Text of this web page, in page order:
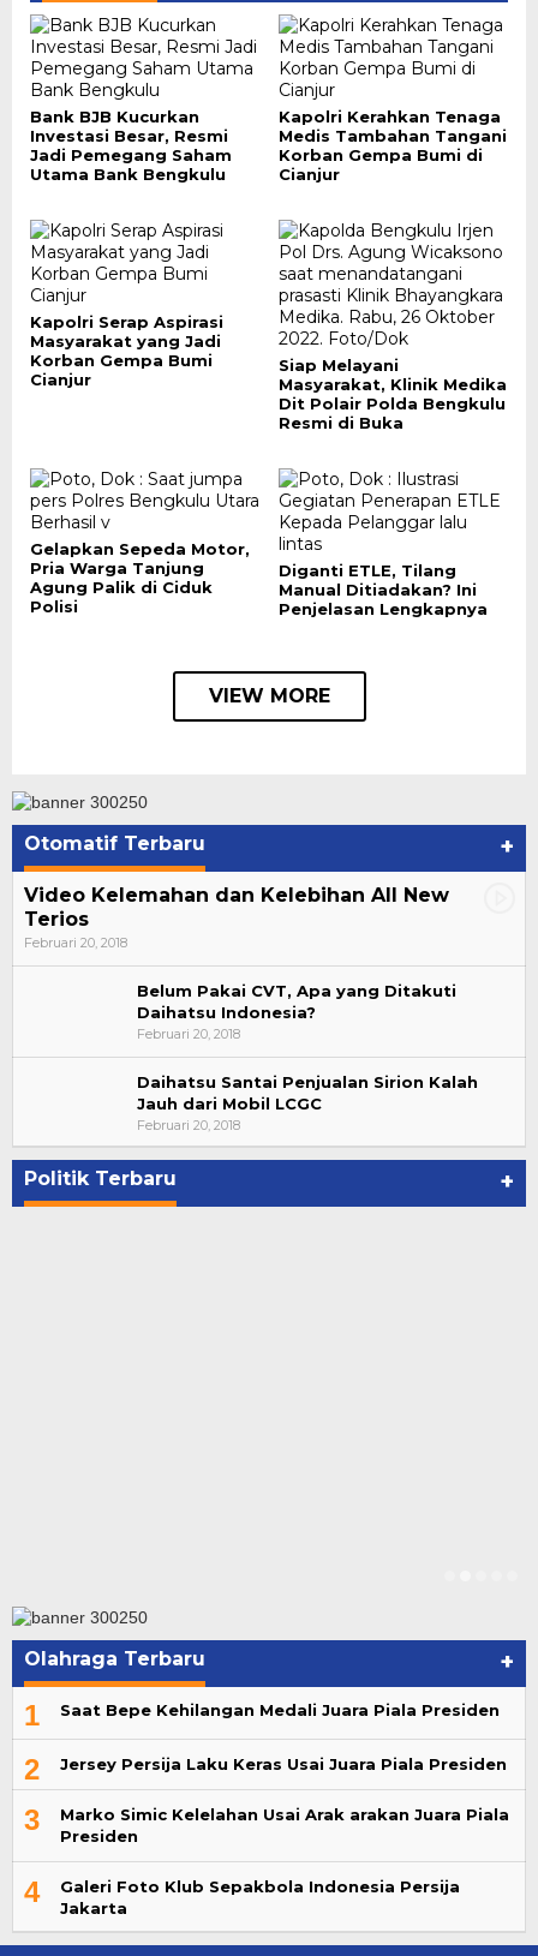
Bank BJB Kucurkan
Investasi Besar, Resmi
Jadi Pemegang Saham
Utama Bank Bengkulu
Kapolri Kerahkan Tenaga
Medis Tambahan Tangani
Korban Gempa Bumi di
Cianjur
Kapolri Serap Aspirasi
Masyarakat yang Jadi
Korban Gempa Bumi
Cianjur
Siap Melayani
Masyarakat, Klinik Medika
Dit Polair Polda Bengkulu
Resmi di Buka
Gelapkan Sepeda Motor,
Pria Warga Tanjung
Agung Palik di Ciduk
Polisi
Diganti ETLE, Tilang
Manual Ditiadakan? Ini
Penjelasan Lengkapnya
VIEW MORE
Otomatif Terbaru +
Video Kelemahan dan Kelebihan All New
Terios
Februari 20, 2018
Belum Pakai CVT, Apa yang Ditakuti
Daihatsu Indonesia?
Februari 20, 2018
Daihatsu Santai Penjualan Sirion Kalah
Jauh dari Mobil LCGC
Februari 20, 2018
Politik Terbaru +
Bupati Ahmad Hijazi, Hadiri Paripurna Hasil
Penetapan Paslon Bupati dan Wabup Te…
Di NASIONAL, POLITIK, REJANG LEBONG
Olahraga Terbaru +
1 Saat Bepe Kehilangan Medali Juara Piala Presiden
2 Jersey Persija Laku Keras Usai Juara Piala Presiden
3
Marko Simic Kelelahan Usai Arak arakan Juara Piala
Presiden
4
Galeri Foto Klub Sepakbola Indonesia Persija
Jakarta